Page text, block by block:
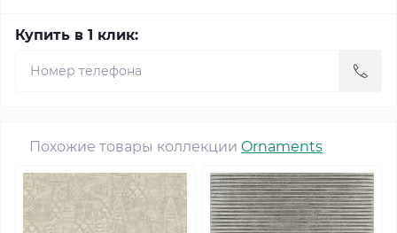
Купить в 1 клик:
Похожие товары коллекции Ornaments